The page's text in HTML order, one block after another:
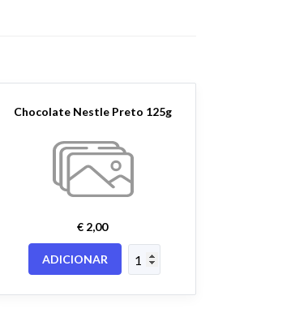
Chocolate Nestle Preto 125g
€ 2,00
ADICIONAR